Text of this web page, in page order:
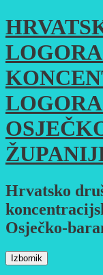
Skoči
do
sadržaja
Hrvatsko
Osječko-
Izbornik